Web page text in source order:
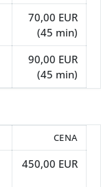
70,00 EUR
(45 min)
90,00 EUR
(45 min)
CENA
450,00 EUR